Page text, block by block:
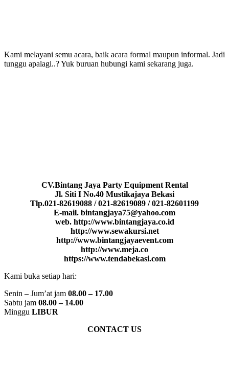
Kami melayani semu acara, baik acara formal maupun informal. Jadi
tunggu apalagi..? Yuk buruan hubungi kami sekarang juga.
CV.Bintang Jaya Party Equipment Rental
Jl. Siti I No.40 Mustikajaya Bekasi
Tlp.021-82619088 / 021-82619089 / 021-82601199
E-mail. bintangjaya75@yahoo.com
web. http://www.bintangjaya.co.id
http://www.sewakursi.net
http://www.bintangjayaevent.com
http://www.meja.co
https://www.tendabekasi.com
Kami buka setiap hari:
Senin – Jum’at jam 08.00 – 17.00
Sabtu jam 08.00 – 14.00
Minggu LIBUR
CONTACT US